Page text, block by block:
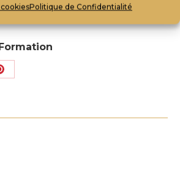
Politique de Confidentialité
Personnelles